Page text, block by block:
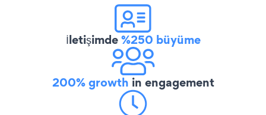
İletişimde%250 büyüme
200% growth in engagement